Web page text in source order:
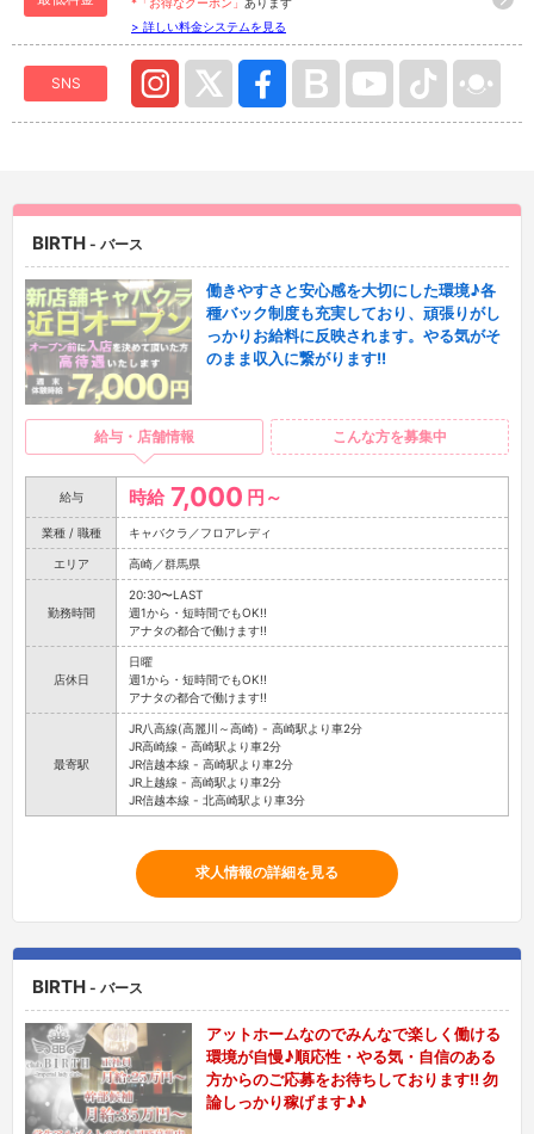
> 詳しい料金システムを見る
SNS
BIRTH - バース
働きやすさと安心感を大切にした環境♪各
種バック制度も充実しており、頑張りがし
っかりお給料に反映されます。やる気がそ
のまま収入に繋がります!!
給与・店舗情報 こんな方を募集中
給与 時給 7,000 円～
業種 / 職種 キャバクラ／フロアレディ
エリア 高崎／群馬県
勤務時間
20:30〜LAST
週1から・短時間でもOK!!
アナタの都合で働けます!!
店休日
日曜
週1から・短時間でもOK!!
アナタの都合で働けます!!
最寄駅
JR八高線(高麗川～高崎) - 高崎駅より車2分
JR高崎線 - 高崎駅より車2分
JR信越本線 - 高崎駅より車2分
JR上越線 - 高崎駅より車2分
JR信越本線 - 北高崎駅より車3分
求人情報の詳細を見る
BIRTH - バース
アットホームなのでみんなで楽しく働ける
環境が自慢♪順応性・やる気・自信のある
方からのご応募をお待ちしております!! 勿
論しっかり稼げます♪♪